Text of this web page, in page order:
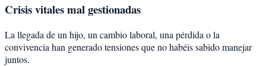
Crisis vitales mal gestionadas
La llegada de un hijo, un cambio laboral, una pérdida o la
convivencia han generado tensiones que no habéis sabido manejar
juntos.